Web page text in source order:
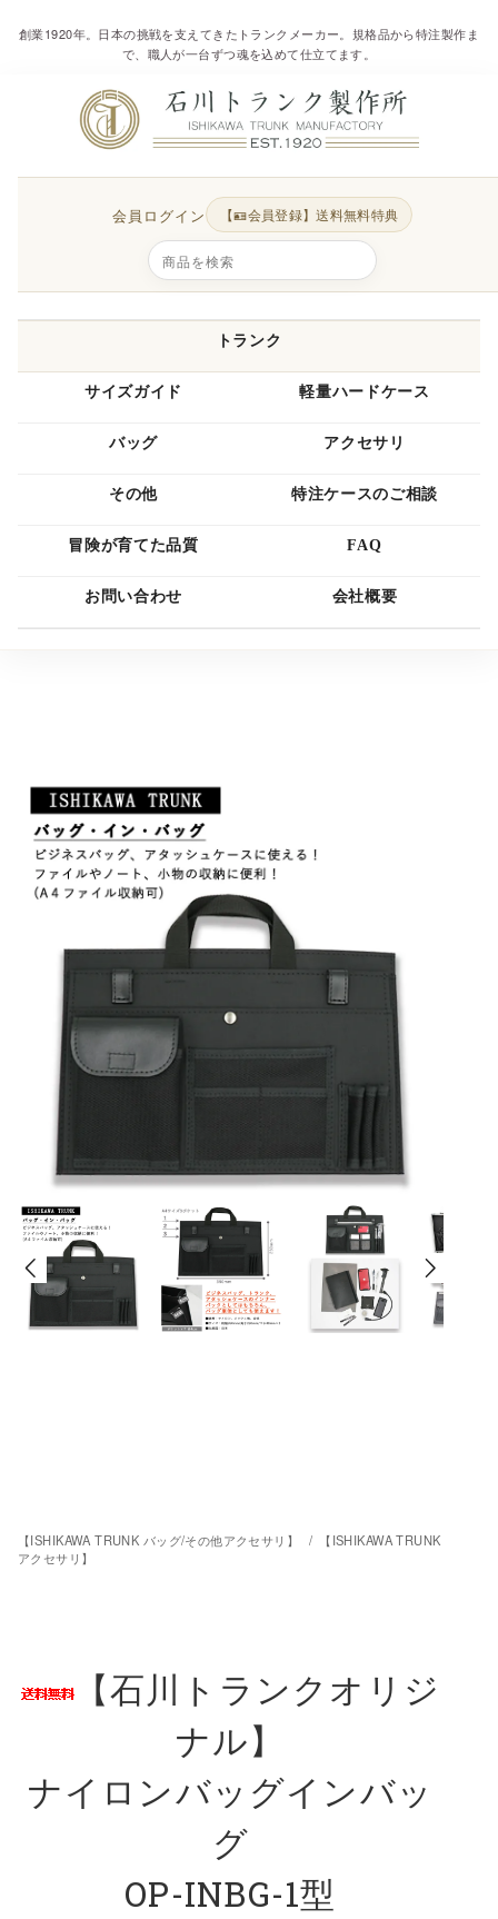
創業1920年。日本の挑戦を支えてきたトランクメーカー。規格品から特注製作ま
で、職人が一台ずつ魂を込めて仕立てます。
会員ログイン 【🪪会員登録】送料無料特典
トランク
サイズガイド 軽量ハードケース
バッグ アクセサリ
その他 特注ケースのご相談
冒険が育てた品質 FAQ
お問い合わせ 会社概要
【ISHIKAWA TRUNK バッグ/その他アクセサリ】 /
【ISHIKAWA TRUNK
アクセサリ】
【石川トランクオリジ
ナル】
ナイロンバッグインバッ
グ
OP-INBG-1型